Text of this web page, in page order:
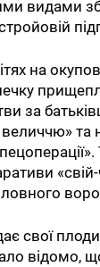
видами
на
за
величчю»
свої
відомо,